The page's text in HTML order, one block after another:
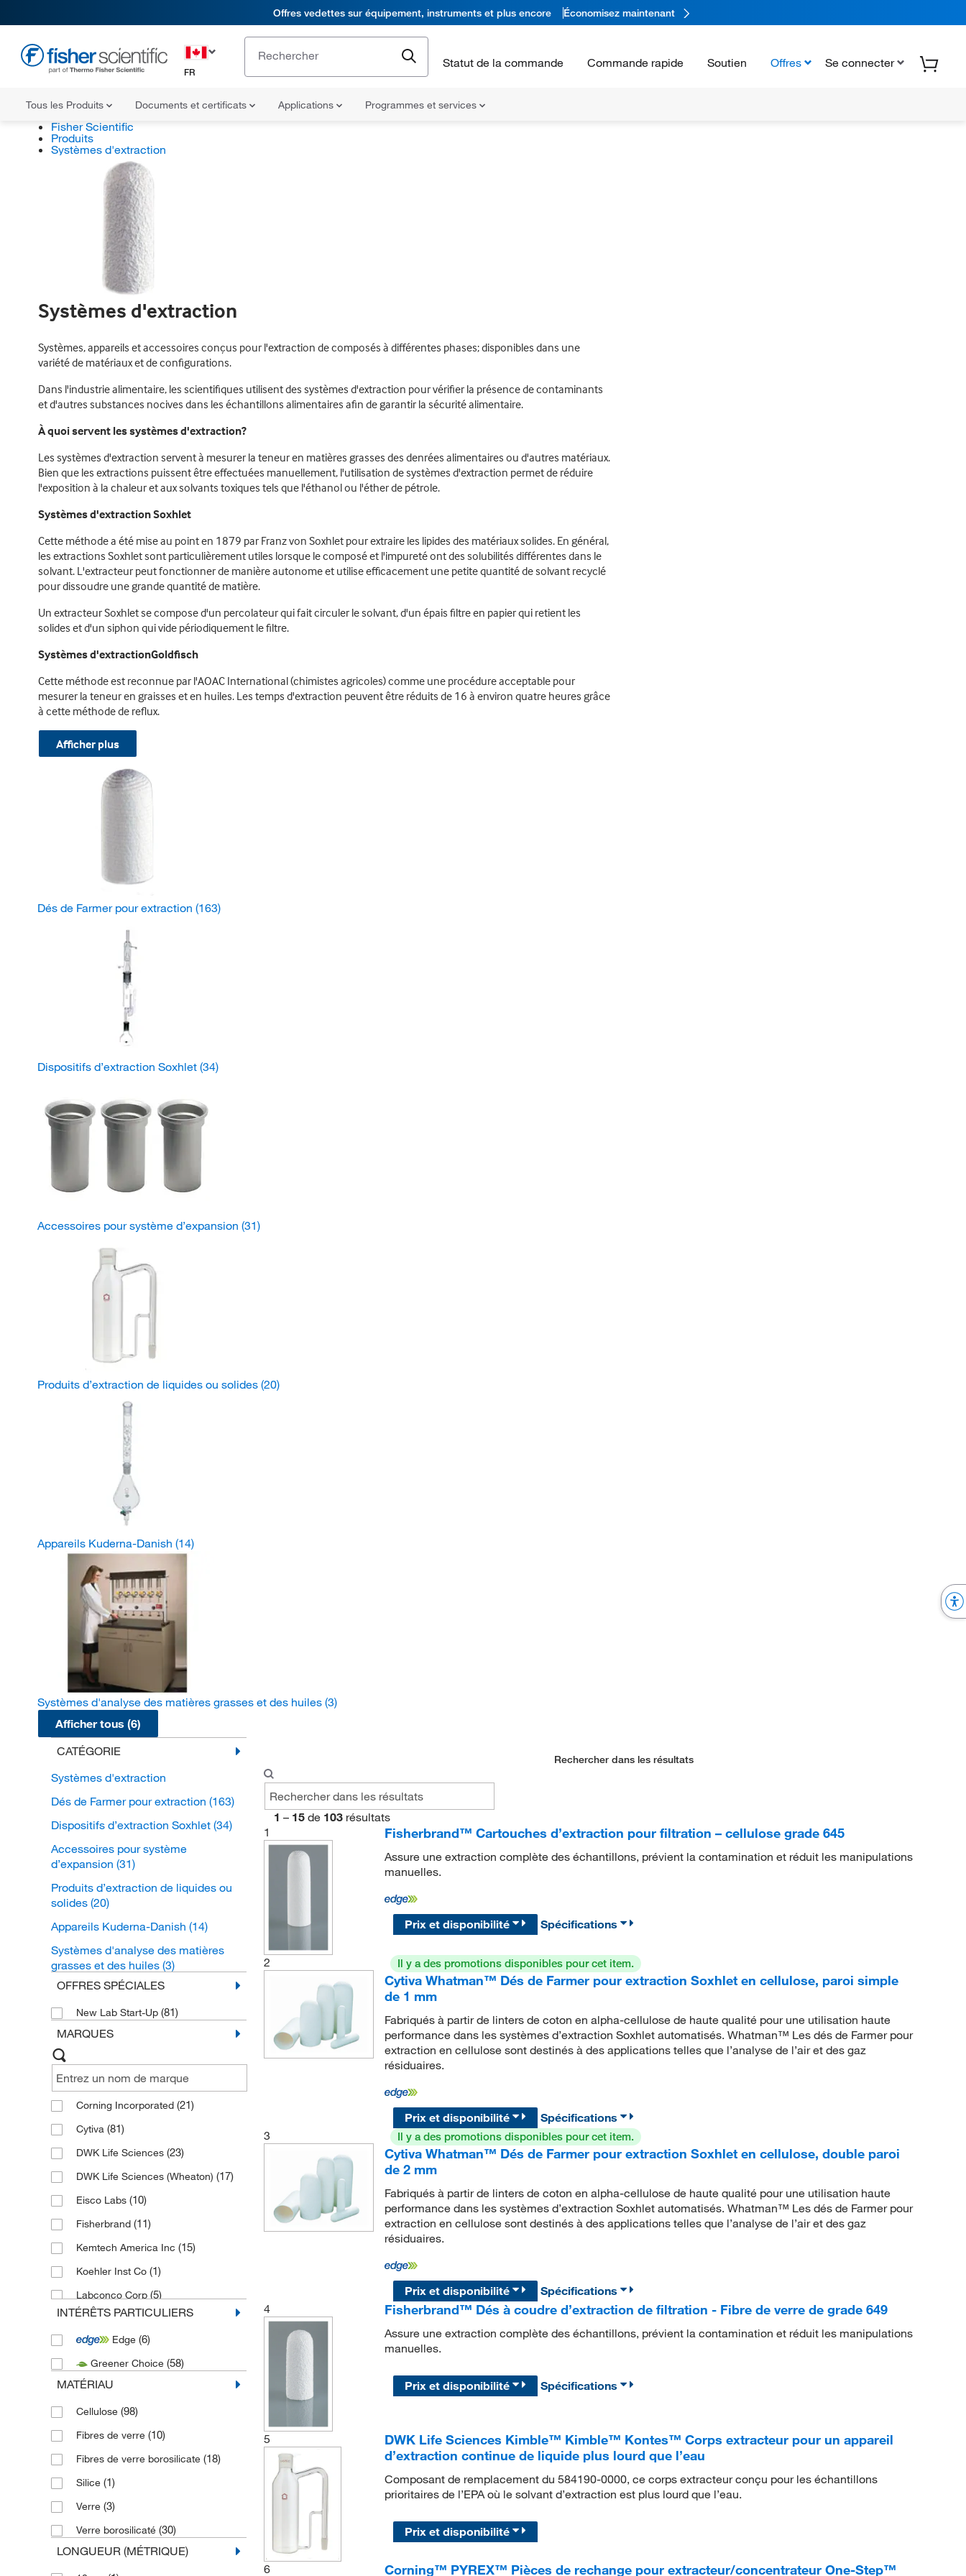
Offres vedettes sur équipement, instruments et plus encore Économisez maintenant
FR
Statut de la commande Commande rapide Soutien Offres Se connecter
Tous les Produits Documents et certificats Applications Programmes et services
Fisher Scientific
Produits
Systèmes d'extraction
Systèmes d'extraction
Systèmes, appareils et accessoires conçus pour l'extraction de composés à différentes phases; disponibles dans une
variété de matériaux et de configurations.
Dans l'industrie alimentaire, les scientifiques utilisent des systèmes d'extraction pour vérifier la présence de contaminants
et d'autres substances nocives dans les échantillons alimentaires afin de garantir la sécurité alimentaire.
À quoi servent les systèmes d'extraction?
Les systèmes d'extraction servent à mesurer la teneur en matières grasses des denrées alimentaires ou d'autres matériaux.
Bien que les extractions puissent être effectuées manuellement, l'utilisation de systèmes d'extraction permet de réduire
l'exposition à la chaleur et aux solvants toxiques tels que l'éthanol ou l'éther de pétrole.
Systèmes d'extraction Soxhlet
Cette méthode a été mise au point en 1879 par Franz von Soxhlet pour extraire les lipides des matériaux solides. En général,
les extractions Soxhlet sont particulièrement utiles lorsque le composé et l'impureté ont des solubilités différentes dans le
solvant. L'extracteur peut fonctionner de manière autonome et utilise efficacement une petite quantité de solvant recyclé
pour dissoudre une grande quantité de matière.
Un extracteur Soxhlet se compose d'un percolateur qui fait circuler le solvant, d'un épais filtre en papier qui retient les
solides et d'un siphon qui vide périodiquement le filtre.
Systèmes d'extractionGoldfisch
Cette méthode est reconnue par l'AOAC International (chimistes agricoles) comme une procédure acceptable pour
mesurer la teneur en graisses et en huiles. Les temps d'extraction peuvent être réduits de 16 à environ quatre heures grâce
à cette méthode de reflux.
Afficher plus
Dés de Farmer pour extraction (163)
Dispositifs d’extraction Soxhlet (34)
Accessoires pour système d’expansion (31)
Produits d’extraction de liquides ou solides (20)
Appareils Kuderna-Danish (14)
Systèmes d'analyse des matières grasses et des huiles (3)
Afficher tous (6)
CATÉGORIE
Systèmes d'extraction
Dés de Farmer pour extraction (163)
Dispositifs d’extraction Soxhlet (34)
Accessoires pour système
d’expansion (31)
Produits d’extraction de liquides ou
solides (20)
Appareils Kuderna-Danish (14)
Systèmes d'analyse des matières
grasses et des huiles (3)
OFFRES SPÉCIALES
New Lab Start-Up (81)
MARQUES
Corning Incorporated (21)
Cytiva (81)
DWK Life Sciences (23)
DWK Life Sciences (Wheaton) (17)
Eisco Labs (10)
Fisherbrand (11)
Kemtech America Inc (15)
Koehler Inst Co (1)
Labconco Corp (5)
Merck Emd Millipore(5)
Sartorius Corporation
United Scientific Supplies Inc
Velp Scientific
INTÉRÊTS PARTICULIERS
Edge (6)
Greener Choice (58)
MATÉRIAU
Cellulose (98)
Fibres de verre (10)
Fibres de verre borosilicate (18)
Silice (1)
Verre (3)
Verre borosilicaté (30)
LONGUEUR (MÉTRIQUE)
Rechercher dans les résultats
1 – 15 de 103 résultats
1
Fisherbrand™ Cartouches d’extraction pour filtration – cellulose grade 645
Assure une extraction complète des échantillons, prévient la contamination et réduit les manipulations
manuelles.
Prix et disponibilité Spécifications
2 Il y a des promotions disponibles pour cet item.
Cytiva Whatman™ Dés de Farmer pour extraction Soxhlet en cellulose, paroi simple
de 1 mm
Fabriqués à partir de linters de coton en alpha-cellulose de haute qualité pour une utilisation haute
performance dans les systèmes d’extraction Soxhlet automatisés. Whatman™ Les dés de Farmer pour
extraction en cellulose sont destinés à des applications telles que l’analyse de l’air et des gaz
résiduaires.
Prix et disponibilité
Spécifications
3
Il y a des promotions disponibles pour cet item.
Cytiva Whatman™ Dés de Farmer pour extraction Soxhlet en cellulose, double paroi
de 2 mm
Fabriqués à partir de linters de coton en alpha-cellulose de haute qualité pour une utilisation haute
performance dans les systèmes d’extraction Soxhlet automatisés. Whatman™ Les dés de Farmer pour
extraction en cellulose sont destinés à des applications telles que l’analyse de l’air et des gaz
résiduaires.
Prix et disponibilité
Spécifications
4
Fisherbrand™ Dés à coudre d’extraction de filtration - Fibre de verre de grade 649
Assure une extraction complète des échantillons, prévient la contamination et réduit les manipulations
manuelles.
Prix et disponibilité Spécifications
5
DWK Life Sciences Kimble™ Kimble™ Kontes™ Corps extracteur pour un appareil
d’extraction continue de liquide plus lourd que l’eau
Composant de remplacement du 584190-0000, ce corps extracteur conçu pour les échantillons
prioritaires de l’EPA où le solvant d’extraction est plus lourd que l’eau.
Prix et disponibilité
6 Corning™ PYREX™ Pièces de rechange pour extracteur/concentrateur One-Step™